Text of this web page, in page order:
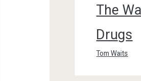
The
Drugs
Tom Waits